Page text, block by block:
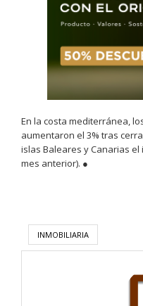
En la costa mediterránea,
aumentaron el 3% tras
islas Baleares y Canarias el
mes anterior). ●
INMOBILIARIA